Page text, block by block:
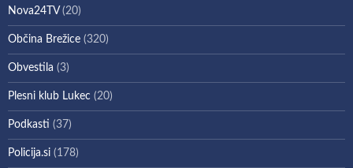
Nova24TV(20)
Občina Brežice (320)
Obvestila (3)
Plesni klub Lukec (20)
Podkasti (37)
Policija.si (178)